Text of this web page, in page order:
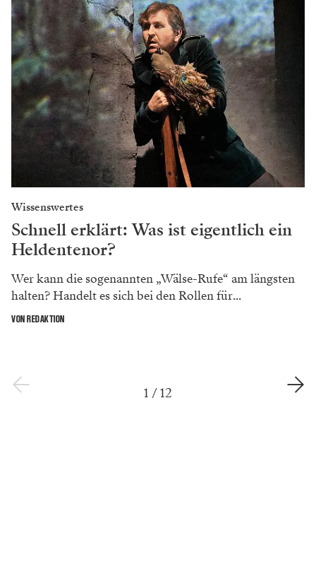
Wissenswertes
Schnell erklärt: Was ist eigentlich ein
Heldentenor?
Wer kann die sogenannten „Wälse-Rufe“ am längsten
halten? Handelt es sich bei den Rollen für...
VON REDAKTION
1 /12